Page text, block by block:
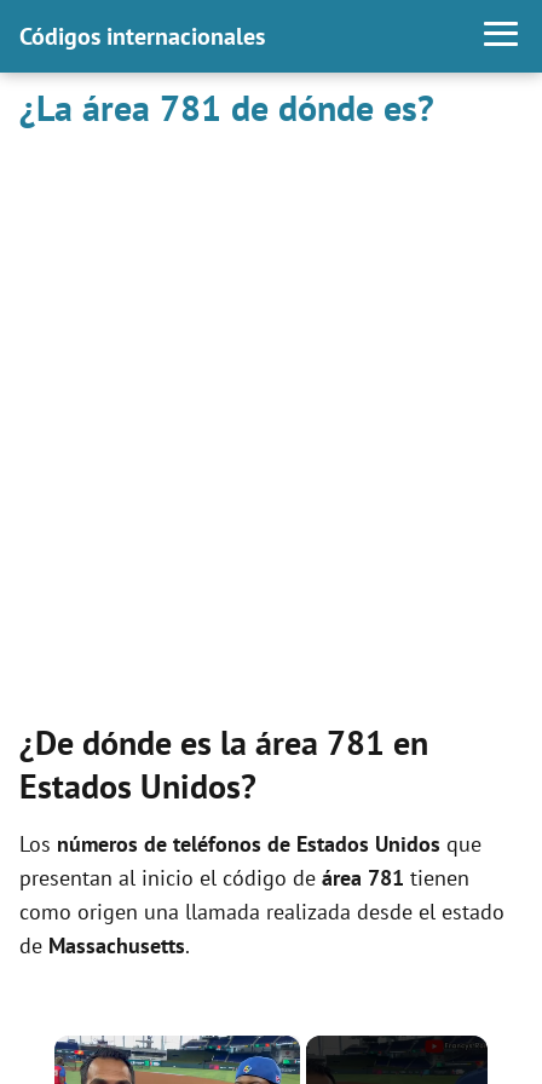
Códigos internacionales
¿La área 781 de dónde es?
¿De dónde es la área 781 en
Estados Unidos?
Los números de teléfonos de Estados Unidos que
presentan al inicio el código de área 781 tienen
como origen una llamada realizada desde el estado
de Massachusetts.
×